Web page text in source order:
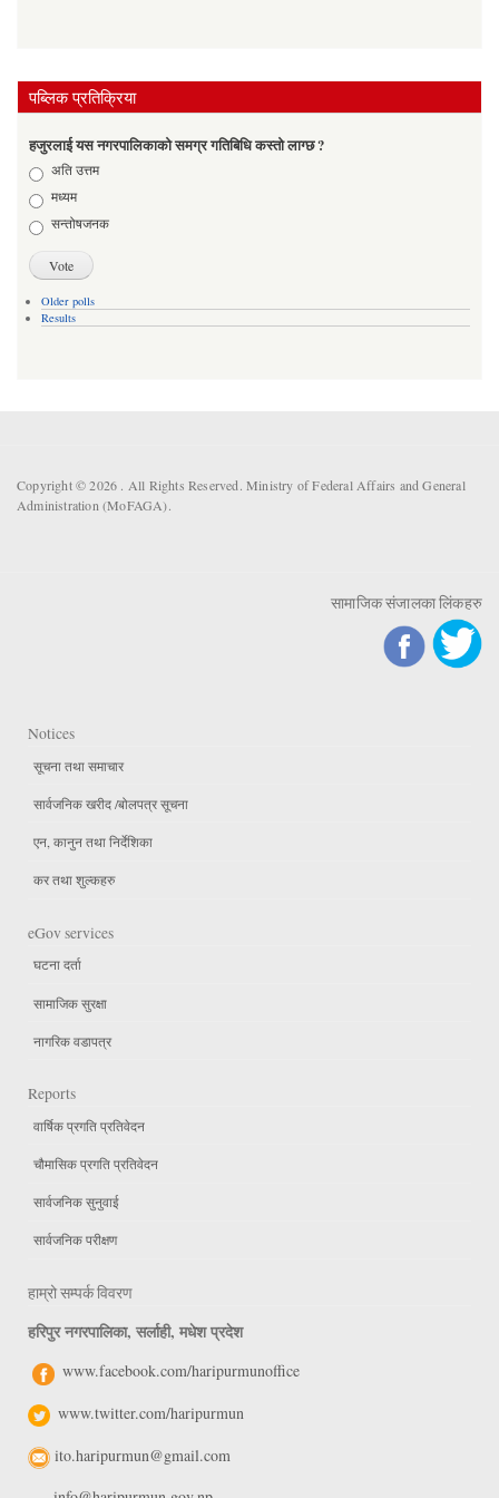
पब्लिक प्रतिक्रिया
हजुरलाई यस नगरपालिकाको समग्र गतिबिधि कस्तो लाग्छ ?
Choicesअति उत्तम
मध्यम
सन्तोषजनक
Older polls
Results
Copyright © 2026 . All Rights Reserved. Ministry of Federal Affairs and General
Administration (MoFAGA).
सामाजिक संजालका लिंकहरु
Notices
सूचना तथा समाचार
सार्वजनिक खरीद /बोलपत्र सूचना
एन, कानुन तथा निर्देशिका
कर तथा शुल्कहरु
eGov services
घटना दर्ता
सामाजिक सुरक्षा
नागरिक वडापत्र
Reports
वार्षिक प्रगति प्रतिवेदन
चौमासिक प्रगति प्रतिवेदन
सार्वजनिक सुनुवाई
सार्वजनिक परीक्षण
हाम्रो सम्पर्क विवरण
हरिपुर नगरपालिका, सर्लाही, मधेश प्रदेश
www.facebook.com/haripurmunoffice
www.twitter.com/haripurmun
ito.haripurmun@gmail.com